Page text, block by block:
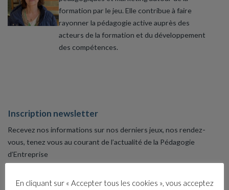
formation par le jeu. Elle contribue à faire
rayonner la pédagogie active auprès des
acteurs de la formation et du développement
des compétences.
Inscription newsletter
Recevez nos informations sur nos derniers jeux, nos rendez-
vous, tenez vous au courant de l’actualité de la Pédagogie
d’Entreprise
En cliquant sur « Accepter tous les cookies », vous acceptez